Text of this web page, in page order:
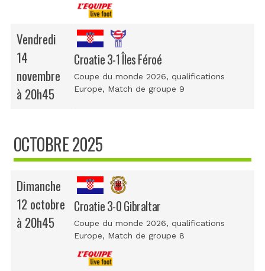
Vendredi
14
novembre
à 20h45
Croatie 3-1 Îles Féroé
Coupe du monde 2026, qualifications
Europe, Match de groupe 9
OCTOBRE 2025
Dimanche
12 octobre
à 20h45
Croatie 3-0 Gibraltar
Coupe du monde 2026, qualifications
Europe, Match de groupe 8